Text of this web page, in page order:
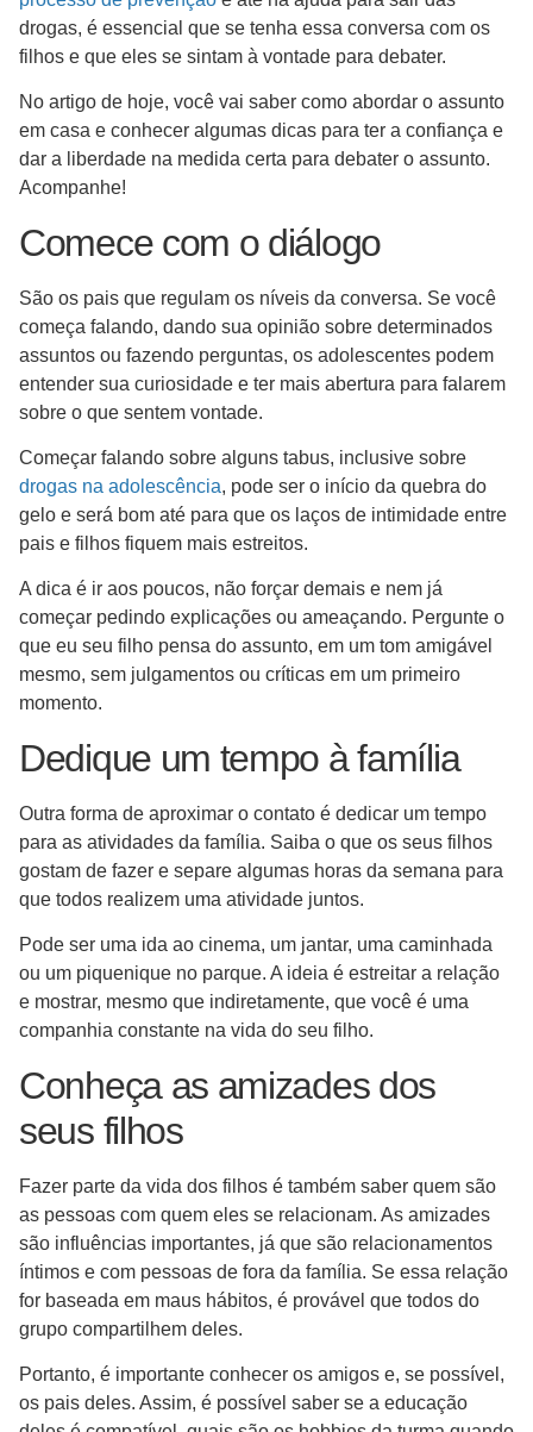
drogas, é essencial que se tenha essa conversa com os
filhos e que eles se sintam à vontade para debater.
No artigo de hoje, você vai saber como abordar o assunto
em casa e conhecer algumas dicas para ter a confiança e
dar a liberdade na medida certa para debater o assunto.
Acompanhe!
Comece com o diálogo
São os pais que regulam os níveis da conversa. Se você
começa falando, dando sua opinião sobre determinados
assuntos ou fazendo perguntas, os adolescentes podem
entender sua curiosidade e ter mais abertura para falarem
sobre o que sentem vontade.
Começar falando sobre alguns tabus, inclusive sobre
drogas na adolescência, pode ser o início da quebra do
gelo e será bom até para que os laços de intimidade entre
pais e filhos fiquem mais estreitos.
A dica é ir aos poucos, não forçar demais e nem já
começar pedindo explicações ou ameaçando. Pergunte o
que eu seu filho pensa do assunto, em um tom amigável
mesmo, sem julgamentos ou críticas em um primeiro
momento.
Dedique um tempo à família
Outra forma de aproximar o contato é dedicar um tempo
para as atividades da família. Saiba o que os seus filhos
gostam de fazer e separe algumas horas da semana para
que todos realizem uma atividade juntos.
Pode ser uma ida ao cinema, um jantar, uma caminhada
ou um piquenique no parque. A ideia é estreitar a relação
e mostrar, mesmo que indiretamente, que você é uma
companhia constante na vida do seu filho.
Conheça as amizades dos
seus filhos
Fazer parte da vida dos filhos é também saber quem são
as pessoas com quem eles se relacionam. As amizades
são influências importantes, já que são relacionamentos
íntimos e com pessoas de fora da família. Se essa relação
for baseada em maus hábitos, é provável que todos do
grupo compartilhem deles.
Portanto, é importante conhecer os amigos e, se possível,
os pais deles. Assim, é possível saber se a educação